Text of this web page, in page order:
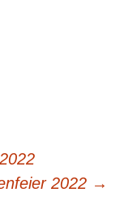
2022 →